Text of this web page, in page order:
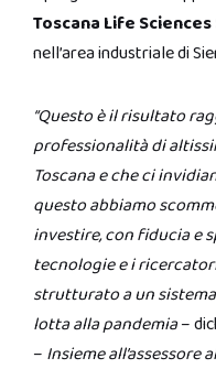
Toscana Life
nell’area industriale di
“Questo è il risultato
professionalità di
Toscana e che ci
questo abbiamo
investire, con fiducia e
tecnologie e i
strutturato a un
lotta alla pandemia–
– Insieme all’assessore